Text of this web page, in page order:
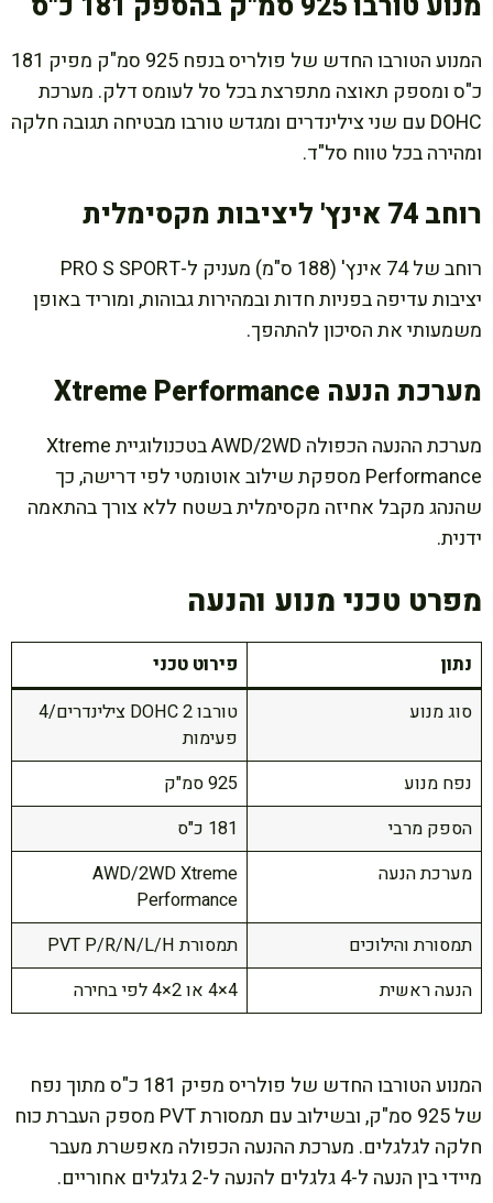
המנוע הטורבו החדש של פולריס בנפח 925 סמ"ק מפיק 181
כ"ס ומספק תאוצה מתפרצת בכל סל לעומס דלק. מערכת
DOHC עם שני צילינדרים ומגדש טורבו מבטיחה תגובה חלקה
ומהירה בכל טווח סל"ד.
רוחב 74 אינץ' ליציבות מקסימלית
רוחב של 74 אינץ' (188 ס"מ) מעניק ל-PRO S SPORT
יציבות עדיפה בפניות חדות ובמהירות גבוהות, ומוריד באופן
משמעותי את הסיכון להתהפך.
מערכת הנעה Xtreme Performance
מערכת ההנעה הכפולה AWD/2WD בטכנולוגיית Xtreme
Performance מספקת שילוב אוטומטי לפי דרישה, כך
שהנהג מקבל אחיזה מקסימלית בשטח ללא צורך בהתאמה
ידנית.
מפרט טכני מנוע והנעה
נתון
פירוט טכני
סוג מנוע
טורבו DOHC 2 צילינדרים/4
פעימות
נפח מנוע
925 סמ"ק
הספק מרבי
181 כ"ס
מערכת הנעה
AWD/2WD Xtreme
Performance
תמסורת והילוכים
תמסורת PVT P/R/N/L/H
הנעה ראשית
4×4 או 2×4 לפי בחירה
המנוע הטורבו החדש של פולריס מפיק 181 כ"ס מתוך נפח
של 925 סמ"ק, ובשילוב עם תמסורת PVT מספק העברת כוח
חלקה לגלגלים. מערכת ההנעה הכפולה מאפשרת מעבר
מיידי בין הנעה ל-4 גלגלים להנעה ל-2 גלגלים אחוריים.